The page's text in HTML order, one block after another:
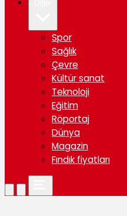
Spor
Sağlık
Çevre
Kültür sanat
Teknoloji
Eğitim
Röportaj
Dünya
Magazin
Fındık fiyatları